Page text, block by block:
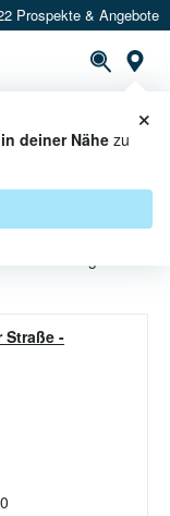
Prospekte & Angebote
deiner Nähezu
×
& A
Straße -